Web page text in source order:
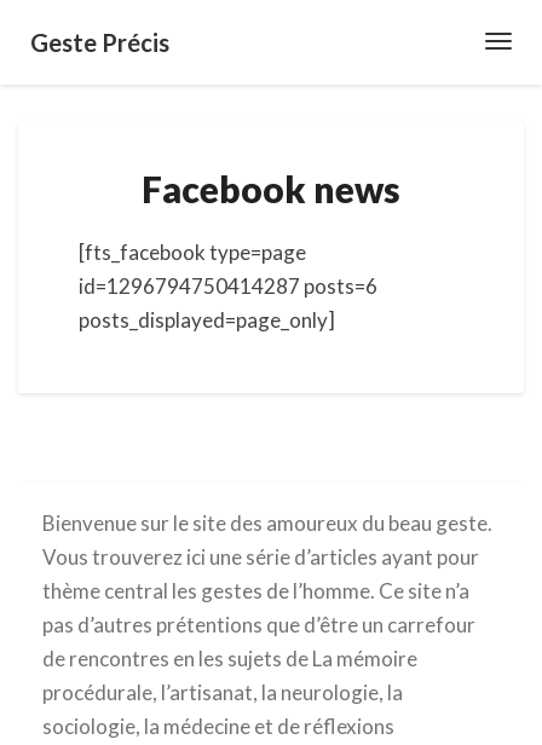
Geste Précis
news
Facebook news
[fts_facebook type=page
id=1296794750414287 posts=6
posts_displayed=page_only]
Bienvenue sur le site des amoureux du beau geste.
Vous trouverez ici une série d’articles ayant pour
thème central les gestes de l’homme. Ce site n’a
pas d’autres prétentions que d’être un carrefour
de rencontres en les sujets de La mémoire
procédurale, l’artisanat, la neurologie, la
sociologie, la médecine et de réflexions